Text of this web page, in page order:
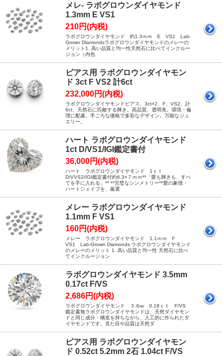
メレ- ラボグロウンダイヤモンド
1.3mm E VS1
210円(内税)
ラボグロウンダイヤモンド 約1.3ｍｍ E VS1 Lab-
Grown Diamondsラボグロウンダイヤモンドのメレーの
メリット1. 高い品質と均一性天然石に比べてインクルー
ジョン（内包
ピアス用 ラボグロウンダイヤモン
ド 3ct F VS2 計6ct
232,000円(内税)
ラボグロウンダイヤモンドピアス、3ct×2、F、VS2、計
6ct、天然石に匹敵する輝き。高品質、透明美。環境・倫
理に配慮。手ごろな価格で多彩なデザイン。万能なジュ
エリー。
ハート ラボグロウンダイヤモンド
1ct D/VS1/IGI鑑定書付
36,000円(内税)
ハート ラボグロウンダイヤモンド 1ｃｔ
D/VVS2/IGI鑑定書付約6.3×７ｍｍ**「愛も輝きも、すべ
てを手に入れる」** **完璧なシンメトリー**愛の象徴・
ハートシェイプを、厳選
メレー ラボグロウンダイヤモンド
1.1mm F VS1
160円(内税)
メレー ラボグロウンダイヤモンド 1.1ｍｍ F
VS1 Lab-Grown Diamonds ラボグロウンダイヤモンド
のメレーのメリット 1. 高い品質と均一性 天然石に比べ
てインクルージョン
ラボグロウンダイヤモンド 3.5mm
0.17ct F/VS
2,686円(内税)
ラボグロウンダイヤモンド ３.6㎜ 0.18ｃｔ F/VS
鑑定書無ラボグロウンダイヤモンドは、天然ダイヤモン
ドと同じ成分・構造を持ちながら、人工的に作られたダ
イヤモンドです。見た目や品質は天然ダ
ピアス用 ラボグロウンダイヤモン
ド 0.52ct 5.2mm 2石 1.04ct F/VS